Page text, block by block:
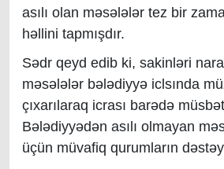
asılı olan məsələlər tez bir
həllini tapmışdır.
Sədr qeyd edib ki, sakinləri
məsələlər bələdiyyə iclsında
çıxarılaraq icrası barədə
Bələdiyyədən asılı olmayan
üçün müvafiq qurumların